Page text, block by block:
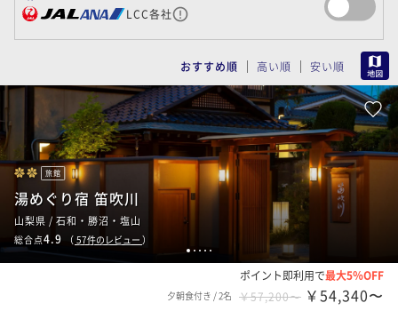
LCC各社
おすすめ順 高い順 安い順
12 3 4 5
旅館
湯めぐり宿 笛吹川
山梨県 / 石和・勝沼・塩山
総合点4.9 （ 57件のレビュー ）
ポイント即利用で最大5％OFF
夕朝食付き /2名 ￥57,200〜 ￥54,340〜